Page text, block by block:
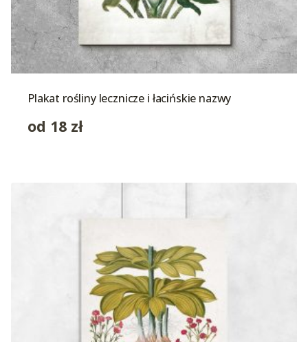
Plakat rośliny lecznicze i łacińskie nazwy
od 18 zł